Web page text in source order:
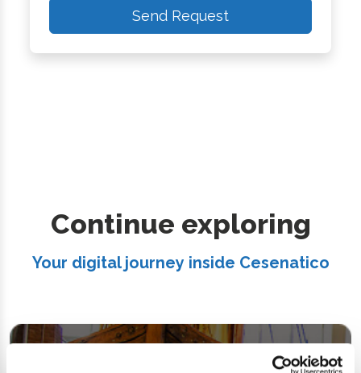
Send Request
Continue exploring
Your digital journey inside Cesenatico